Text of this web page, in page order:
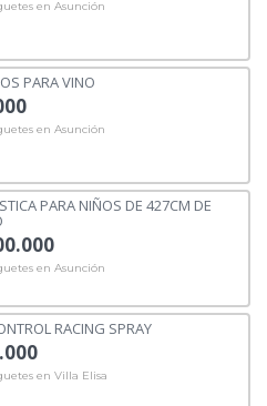
en Asunción
PARA VINO
en Asunción
PARA NIÑOS DE 427CM DE
en Asunción
RACING SPRAY
en Villa Elisa